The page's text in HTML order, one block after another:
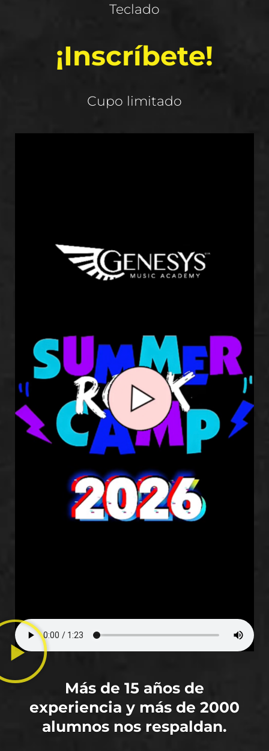
Teclado
¡Inscríbete!
Cupo limitado
Más de 15 años de
experiencia y más de 2000
alumnos nos respaldan.